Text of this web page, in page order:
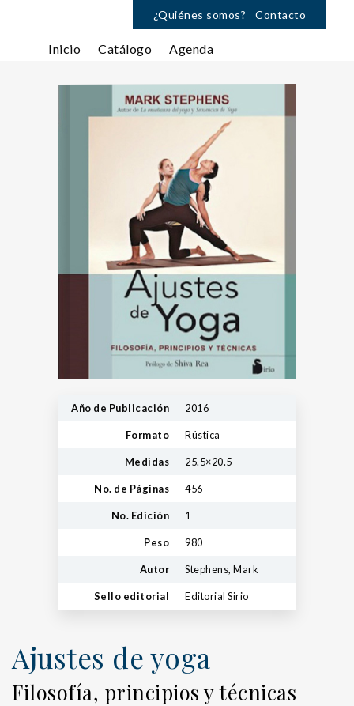
¿Quiénes somos? Contacto
Inicio Catálogo Agenda
Año de Publicación 2016
Formato Rústica
Medidas 25.5×20.5
No. de Páginas 456
No. Edición 1
Peso 980
Autor Stephens, Mark
Sello editorial Editorial Sirio
Ajustes de yoga
Filosofía, principios y técnicas